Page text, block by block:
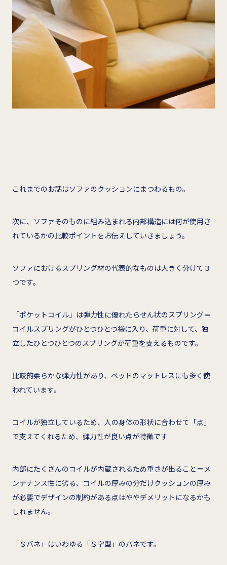
これまでのお話はソファのクッションにまつわるもの。
次に、ソファそのものに組み込まれる内部構造には何が使用さ
れているかの比較ポイントをお伝えしていきましょう。
ソファにおけるスプリング材の代表的なものは大きく分けて３
つです。
「ポケットコイル」は弾力性に優れたらせん状のスプリング＝
コイルスプリングがひとつひとつ袋に入り、荷重に対して、独
立したひとつひとつのスプリングが荷重を支えるものです。
比較的柔らかな弾力性があり、ベッドのマットレスにも多く使
われています。
コイルが独立しているため、人の身体の形状に合わせて「点」
で支えてくれるため、弾力性が良い点が特徴です
内部にたくさんのコイルが内蔵されるため重さが出ること＝メ
ンテナンス性に劣る、コイルの厚みの分だけクッションの厚み
が必要でデザインの制約がある点はややデメリットになるかも
しれません。
「Ｓバネ」はいわゆる「Ｓ字型」のバネです。